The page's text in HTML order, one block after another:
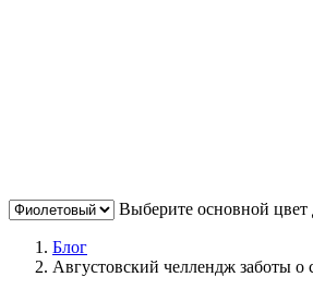
Выберите основной цвет
Блог
Августовский челлендж заботы о